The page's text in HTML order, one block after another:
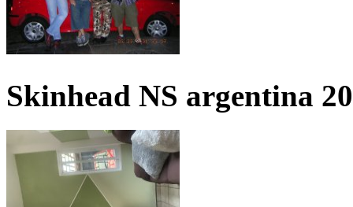
Skinhead NS argentina